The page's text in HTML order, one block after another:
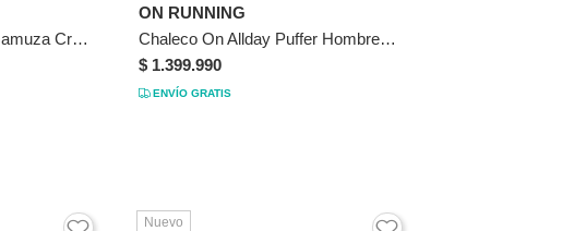
Chaqueta Bomber En Gamuza Croco Para Hombre Chaqueta Bomber En Gamuza Croco Para Hombre Verde Oliva XL VÉLEZ
ON RUNNING
Chaleco On Allday Puffer Hombre 1MF30360553 Negro
$ 1.399.990
ENVÍO GRATIS
Nuevo